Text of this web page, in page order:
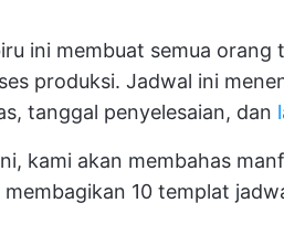
ini membuat semua
produksi. Jadwal ini
tanggal penyelesaian, dan
kami akan membahas
10 templat